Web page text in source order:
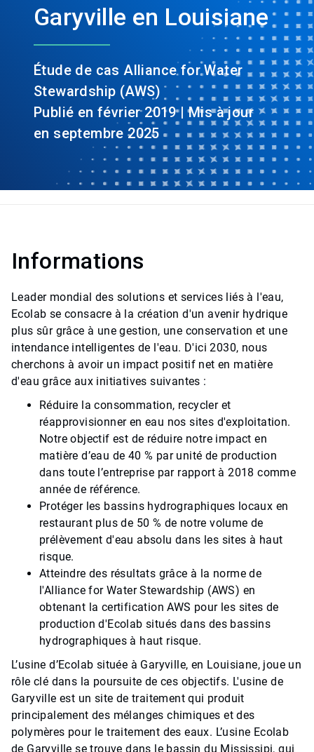
Garyville en Louisiane
Étude de cas Alliance for Water
Stewardship (AWS)
Publié en février 2019 | Mis à jour
en septembre 2025
Informations
Leader mondial des solutions et services liés à l'eau,
Ecolab se consacre à la création d'un avenir hydrique
plus sûr grâce à une gestion, une conservation et une
intendance intelligentes de l'eau. D'ici 2030, nous
cherchons à avoir un impact positif net en matière
d'eau grâce aux initiatives suivantes :
Réduire la consommation, recycler et
réapprovisionner en eau nos sites d'exploitation.
Notre objectif est de réduire notre impact en
matière d’eau de 40 % par unité de production
dans toute l’entreprise par rapport à 2018 comme
année de référence.
Protéger les bassins hydrographiques locaux en
restaurant plus de 50 % de notre volume de
prélèvement d'eau absolu dans les sites à haut
risque.
Atteindre des résultats grâce à la norme de
l'Alliance for Water Stewardship (AWS) en
obtenant la certification AWS pour les sites de
production d'Ecolab situés dans des bassins
hydrographiques à haut risque.
L’usine d’Ecolab située à Garyville, en Louisiane, joue un
rôle clé dans la poursuite de ces objectifs. L'usine de
Garyville est un site de traitement qui produit
principalement des mélanges chimiques et des
polymères pour le traitement des eaux. L’usine Ecolab
de Garyville se trouve dans le bassin du Mississipi, qui